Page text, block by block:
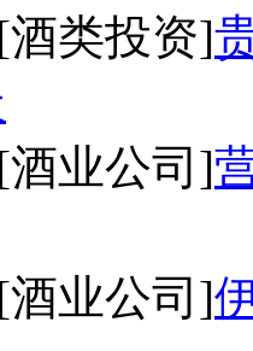
酒类投资]
酒业公司]
酒业公司]